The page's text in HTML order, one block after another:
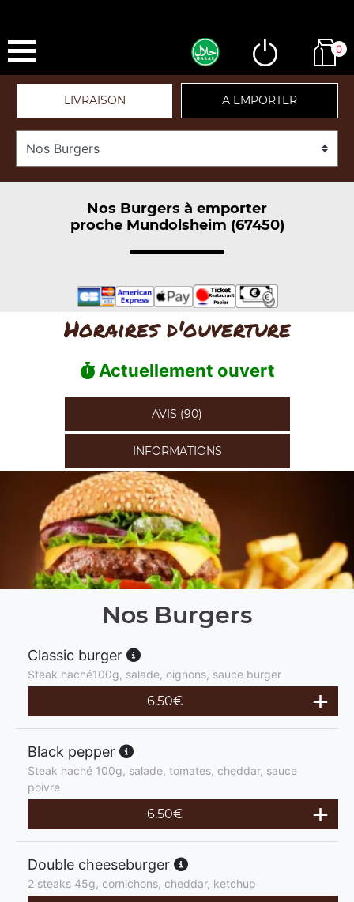
0
LIVRAISON A EMPORTER
Nos Burgers à emporter
proche Mundolsheim (67450)
Horaires d'ouverture
Actuellement ouvert
AVIS (90)
INFORMATIONS
Nos Burgers
Classic burger
Steak haché100g, salade, oignons, sauce burger
6.50€
Black pepper
Steak haché 100g, salade, tomates, cheddar, sauce
poivre
6.50€
Double cheeseburger
2 steaks 45g, cornichons, cheddar, ketchup